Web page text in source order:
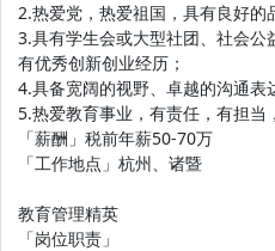
2.热爱党，热爱祖国，具有良好的
3.具有学生会或大型社团、社会
有优秀创新创业经历；
4.具备宽阔的视野、卓越的沟通表
5.热爱教育事业，有责任，有担当
「薪酬」税前年薪50-70万
「工作地点」杭州、诸暨
教育管理精英
「岗位职责」